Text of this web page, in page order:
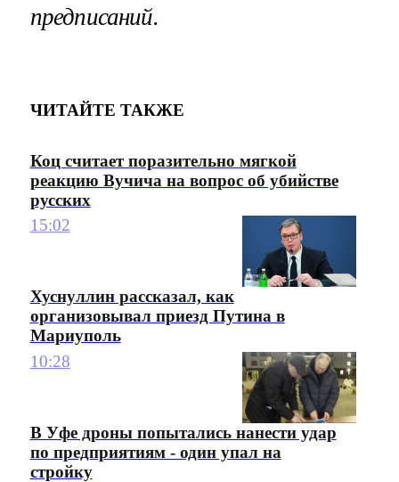
предписаний.
ЧИТАЙТЕ ТАКЖЕ
Коц считает поразительно мягкой
реакцию Вучича на вопрос об убийстве
русских
15:02
Хуснуллин рассказал, как
организовывал приезд Путина в
Мариуполь
10:28
В Уфе дроны попытались нанести удар
по предприятиям - один упал на
стройку